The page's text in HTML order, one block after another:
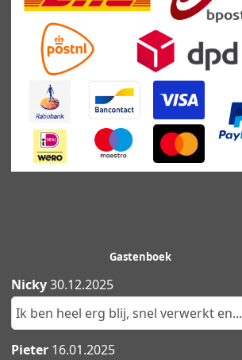
Gastenboek
Nicky30.12.2025
Ik ben heel erg blij, snel verwerkt en...
Pieter 16.01.2025